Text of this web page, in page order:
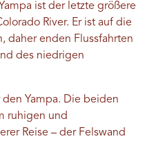
ist der letzte größere
River. Er ist auf die
daher enden Flussfahrten
des niedrigen
Yampa. Die beiden
ruhigen und
Reise – der Felswand